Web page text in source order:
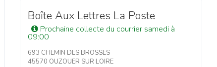
Boîte Aux Lettres La Poste
Prochaine collecte du courrier samedi à
09:00
693 CHEMIN DES BROSSES
45570 OUZOUER SUR LOIRE